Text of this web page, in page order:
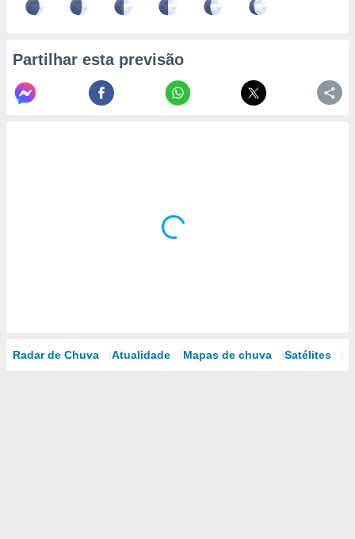
Partilhar esta previsão
Radar de Chuva Atualidade Mapas de chuva Satélites